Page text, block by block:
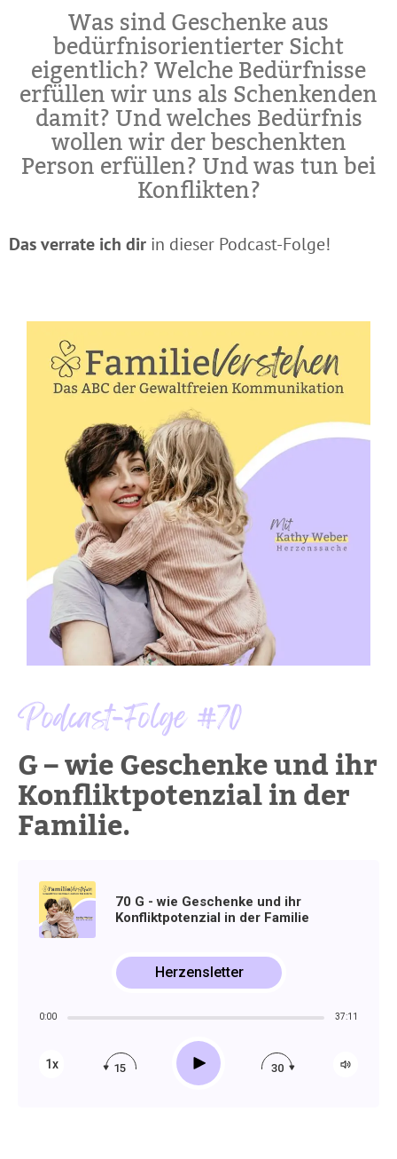
Was sind Geschenke aus
bedürfnisorientierter Sicht
eigentlich? Welche Bedürfnisse
erfüllen wir uns als Schenkenden
damit? Und welches Bedürfnis
wollen wir der beschenkten
Person erfüllen? Und was tun bei
Konflikten?
Das verrate ich dir in dieser Podcast-Folge!
Podcast-Folge #70
G – wie Geschenke und ihr
Konfliktpotenzial in der
Familie.
70 G - wie Geschenke und ihr
Konfliktpotenzial in der Familie
0:00 37:11
1x 15 Play 30
Herzensletter